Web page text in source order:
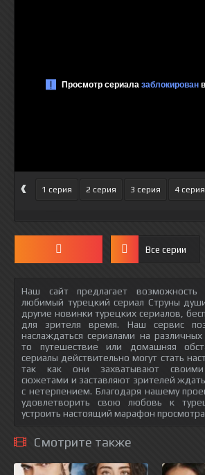
‹ 1 серия 2 серия 3 серия 4 серия
Все серии
Наш сайт предлагает возможность
любимый турецкий сериал Струны
другие новинки турецких сериалов,
для зрителя время. Наш сервис
наслаждаться сериалами на различных
то путешествие или домашняя
сериалы действительно могут стать
так как они захватывают своими
сюжетами и заставляют зрителей
с нетерпением. Благодаря нашему
удовлетворить свою любовь к
устроить настоящий марафон
Смотрите также